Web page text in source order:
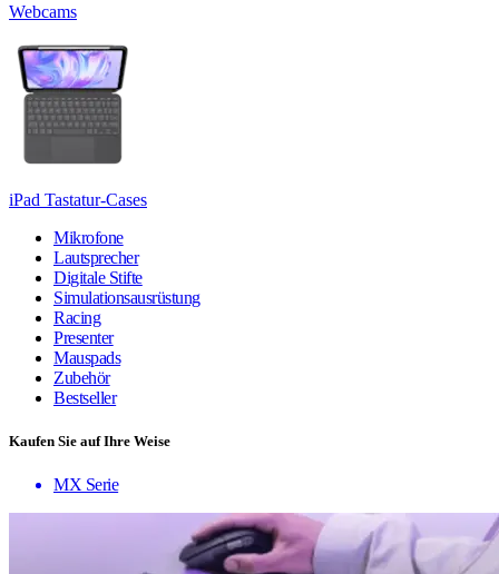
Webcams
iPad Tastatur-Cases
Mikrofone
Lautsprecher
Digitale Stifte
Simulationsausrüstung
Racing
Presenter
Mauspads
Zubehör
Bestseller
Kaufen Sie auf Ihre Weise
MX Serie